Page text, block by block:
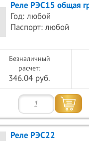
Реле РЭС15 общая
Год: любой
Паспорт: любой
Безналичный
расчет:
346.04 руб.
Реле РЭС22